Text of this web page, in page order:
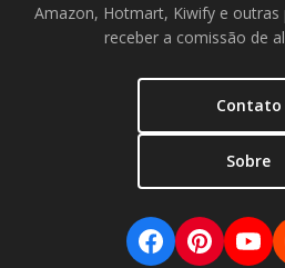
Amazon, Hotmart, Kiwify e
receber a comissão de
Contato
Sobre